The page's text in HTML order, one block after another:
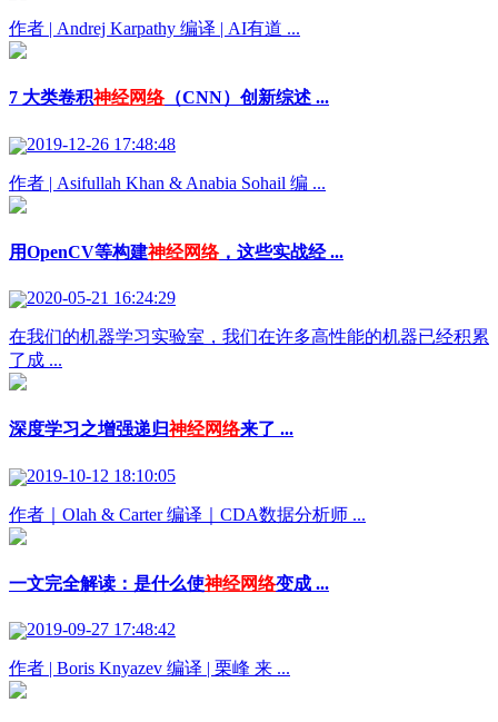
作者 | Andrej Karpathy 编译 | AI有道 ...
7 大类卷积神经网络（CNN）创新综述 ...
2019-12-26 17:48:48
作者 | Asifullah Khan & Anabia Sohail 编 ...
用OpenCV等构建神经网络，这些实战经 ...
2020-05-21 16:24:29
在我们的机器学习实验室，我们在许多高性能的机器已经积累
了成 ...
深度学习之增强递归神经网络来了 ...
2019-10-12 18:10:05
作者｜Olah & Carter 编译｜CDA数据分析师 ...
一文完全解读：是什么使神经网络变成 ...
2019-09-27 17:48:42
作者 | Boris Knyazev 编译 | 栗峰 来 ...